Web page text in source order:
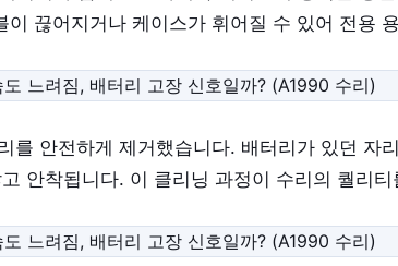
이 끊어지거나 케이스가 휘어질 수 있어 전용
를 안전하게 제거했습니다. 배터리가 있던 자
안착됩니다. 이 클리닝 과정이 수리의 퀄리